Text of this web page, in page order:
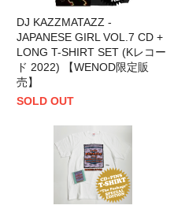
DJ KAZZMATAZZ -
JAPANESE GIRL VOL.7 CD +
LONG T-SHIRT SET (Kレコー
ド 2022) 【WENOD限定販
売】
SOLD OUT